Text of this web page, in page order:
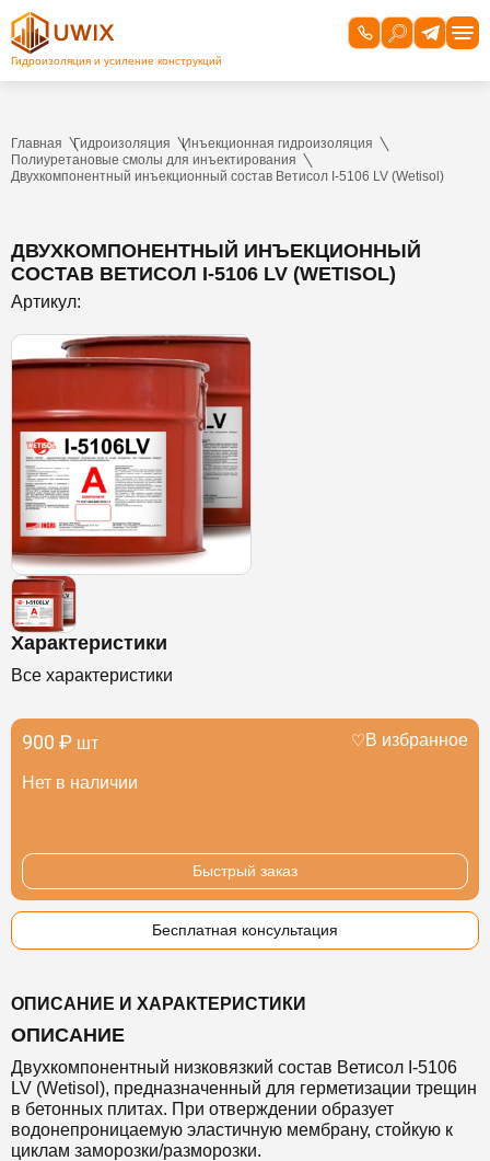
Главная Гидроизоляция
Инъекционная гидроизоляция
Полиуретановые смолы для инъектирования
Двухкомпонентный инъекционный состав Ветисол I-5106 LV (Wetisol)
ДВУХКОМПОНЕНТНЫЙ ИНЪЕКЦИОННЫЙ
СОСТАВ ВЕТИСОЛ I-5106 LV (WETISOL)
Артикул:
Характеристики
Все характеристики
900 ₽ шт
Нет в наличии
В избранное
Быстрый заказ
Бесплатная консультация
ОПИСАНИЕ И ХАРАКТЕРИСТИКИ
ОПИСАНИЕ
Двухкомпонентный низковязкий состав Ветисол I-5106
LV (Wetisol), предназначенный для герметизации трещин
в бетонных плитах. При отверждении образует
водонепроницаемую эластичную мембрану, стойкую к
циклам заморозки/разморозки.